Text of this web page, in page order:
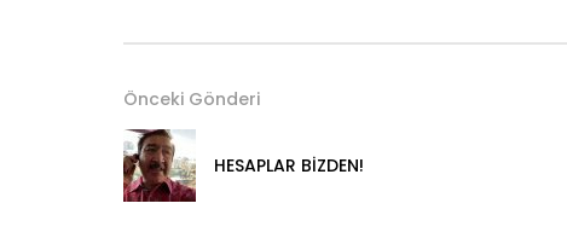
Önceki Gönderi
HESAPLAR BİZDEN!